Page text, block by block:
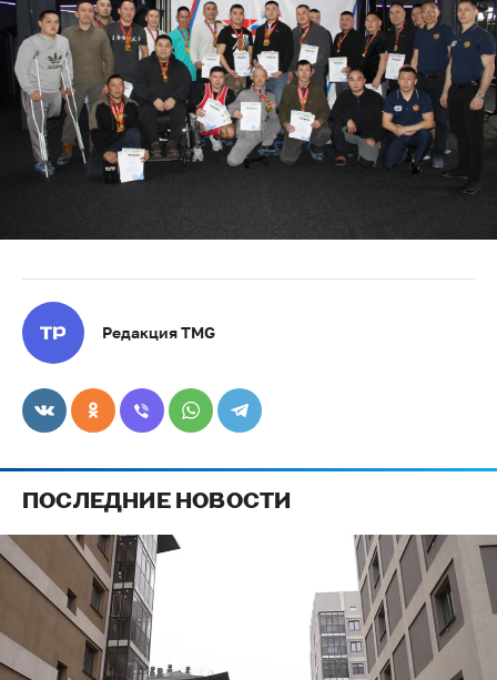
Редакция TMG
ПОСЛЕДНИЕ НОВОСТИ